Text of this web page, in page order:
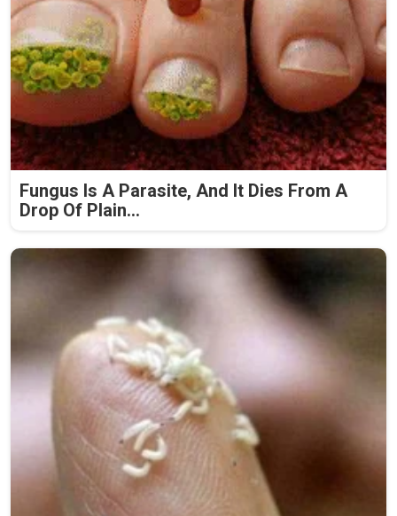
Fungus Is A Parasite, And It Dies From A
Drop Of Plain...